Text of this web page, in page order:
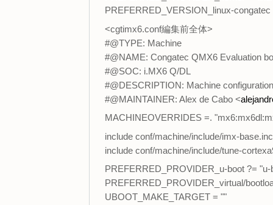
PREFERRED_VERSION_linux-
<cgtimx6.conf編集前全体>
#@TYPE: Machine
#@NAME: Congatec QMX6 Evaluation
#@SOC: i.MX6 Q/DL
#@DESCRIPTION: Machine
#@MAINTAINER: Alex de Cabo <
MACHINEOVERRIDES =.
include conf/machine/include/imx-base.inc
include conf/machine/include/tune-
PREFERRED_PROVIDER_u-boot ?=
PREFERRED_PROVIDER_virtual/
UBOOT_MAKE_TARGET = ""